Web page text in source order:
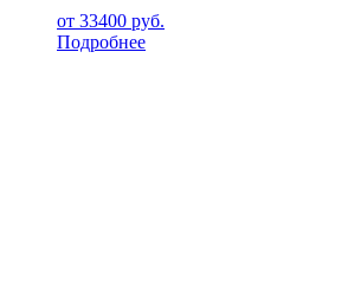
от 33400 руб.
Подробнее